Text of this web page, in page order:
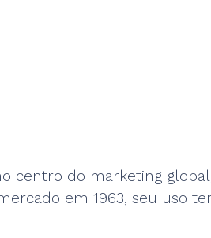
centro do marketing
em 1963, seu uso